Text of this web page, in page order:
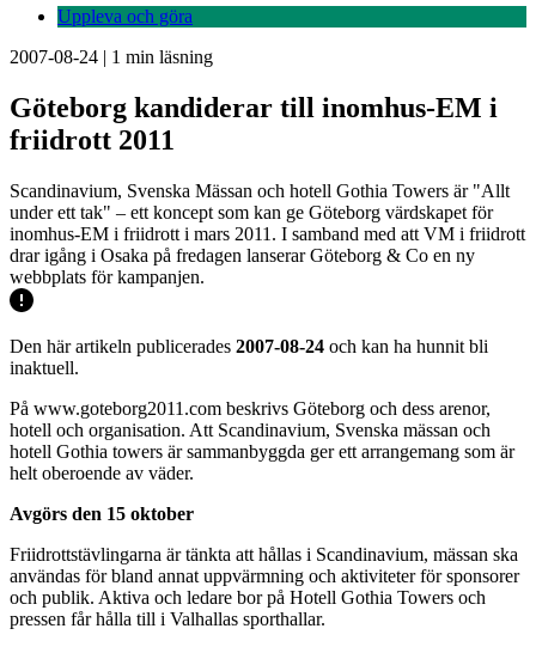
Uppleva och göra
2007-08-24 | 1 min läsning
Göteborg kandiderar till inomhus-EM i
friidrott 2011
Scandinavium, Svenska Mässan och hotell Gothia Towers är "Allt
under ett tak" – ett koncept som kan ge Göteborg värdskapet för
inomhus-EM i friidrott i mars 2011. I samband med att VM i friidrott
drar igång i Osaka på fredagen lanserar Göteborg & Co en ny
webbplats för kampanjen.
Den här artikeln publicerades 2007-08-24 och kan ha hunnit bli
inaktuell.
På www.goteborg2011.com beskrivs Göteborg och dess arenor,
hotell och organisation. Att Scandinavium, Svenska mässan och
hotell Gothia towers är sammanbyggda ger ett arrangemang som är
helt oberoende av väder.
Avgörs den 15 oktober
Friidrottstävlingarna är tänkta att hållas i Scandinavium, mässan ska
användas för bland annat uppvärmning och aktiviteter för sponsorer
och publik. Aktiva och ledare bor på Hotell Gothia Towers och
pressen får hålla till i Valhallas sporthallar.